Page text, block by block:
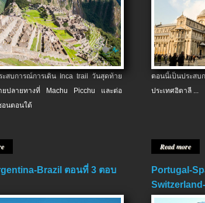
ะสบการณ์การเดิน Inca trail วันสุดท้าย
ยปลายทางที่ Machu Picchu และต่อ
อนตอนใต้
ตอนนี้เป็นประส
ประเทศอิตาลี ...
Read more
Brazil ตอนที่ 3 ตอบ
Portugal-